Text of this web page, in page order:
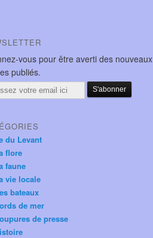
vous pour être averti des nouveaux
publiés.
du Levant
flore
faune
vie locale
bateaux
de mer
de presse